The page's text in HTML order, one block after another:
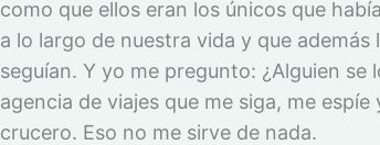
como que ellos eran los únicos que
a lo largo de nuestra vida y que
seguían. Y yo me pregunto: ¿Alguien se
agencia de viajes que me siga, me
crucero. Eso no me sirve de nada.